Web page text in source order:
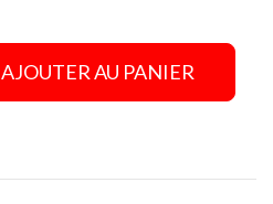
AJOUTER AU PANIER